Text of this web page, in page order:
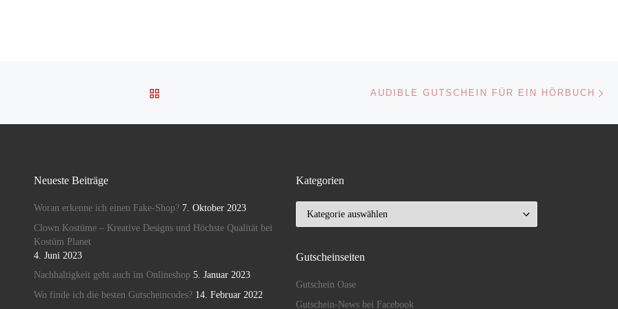
AUDIBLE GUTSCHEIN FÜR EIN HÖRBUCH
Neueste Beiträge
Woran erkenne ich einen Fake-Shop? 7. Oktober 2023
Clown Kostüme – Kreative Designs und Höchste Qualität bei
Kostüm Planet
4. Juni 2023
Nachhaltigkeit geht auch im Onlineshop 5. Januar 2023
Wo finde ich die besten Gutscheincodes? 14. Februar 2022
Kategorien
Gutscheinseiten
Gutschein Oase
Gutschein-News bei Facebook